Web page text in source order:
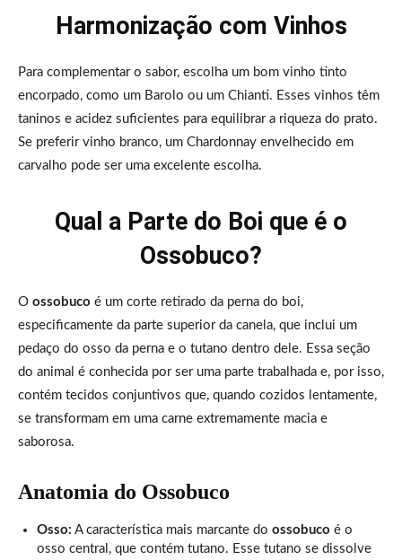
Harmonização com Vinhos
Para complementar o sabor, escolha um bom vinho tinto
encorpado, como um Barolo ou um Chianti. Esses vinhos têm
taninos e acidez suficientes para equilibrar a riqueza do prato.
Se preferir vinho branco, um Chardonnay envelhecido em
carvalho pode ser uma excelente escolha.
Qual a Parte do Boi que é o
Ossobuco?
O ossobuco é um corte retirado da perna do boi,
especificamente da parte superior da canela, que inclui um
pedaço do osso da perna e o tutano dentro dele. Essa seção
do animal é conhecida por ser uma parte trabalhada e, por isso,
contém tecidos conjuntivos que, quando cozidos lentamente,
se transformam em uma carne extremamente macia e
saborosa.
Anatomia do Ossobuco
Osso: A característica mais marcante do ossobuco é o
osso central, que contém tutano. Esse tutano se dissolve